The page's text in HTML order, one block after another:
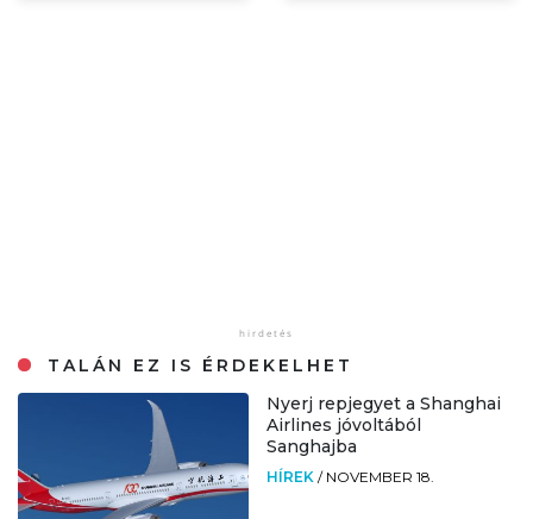
TALÁN EZ IS ÉRDEKELHET
Nyerj repjegyet a Shanghai
Airlines jóvoltából
Sanghajba
HÍREK / NOVEMBER 18.